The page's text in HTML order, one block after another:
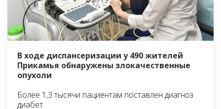
В ходе диспансеризации у 490 жителей
Прикамья обнаружены злокачественные
опухоли
Более 1,3 тысячи пациентам поставлен диагноз
диабет